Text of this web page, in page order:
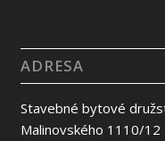
ADRESA
Stavebné bytové
Malinovského 1110/12